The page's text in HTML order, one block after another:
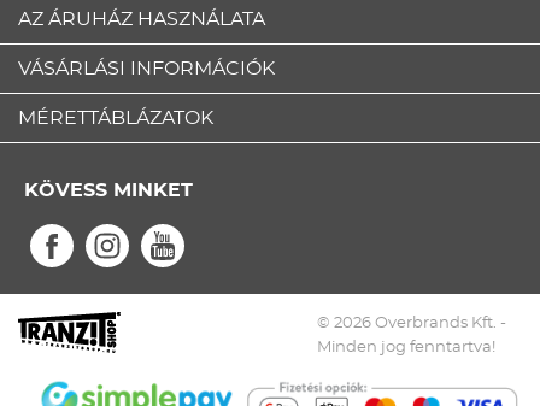
AZ ÁRUHÁZ HASZNÁLATA
VÁSÁRLÁSI INFORMÁCIÓK
MÉRETTÁBLÁZATOK
KÖVESS MINKET
© 2026 Overbrands Kft. -
Minden jog fenntartva!